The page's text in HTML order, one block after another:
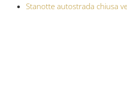
Stanotte autostrada chiusa